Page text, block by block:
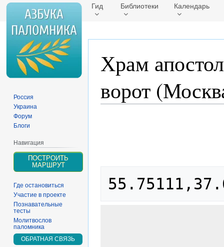
Гид Библиотеки Календарь
Храм
ворот
Россия
Украина
Форум
Блоги
Навигация
ПОСТРОИТЬ
МАРШРУТ
Где остановиться
Участие в проекте
Познавательные
тесты
Молитвослов
паломника
ОБРАТНАЯ СВЯЗЬ